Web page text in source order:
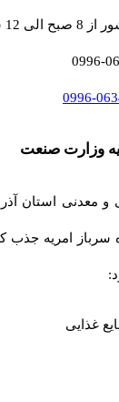
صنعت
استان
امریه جذب